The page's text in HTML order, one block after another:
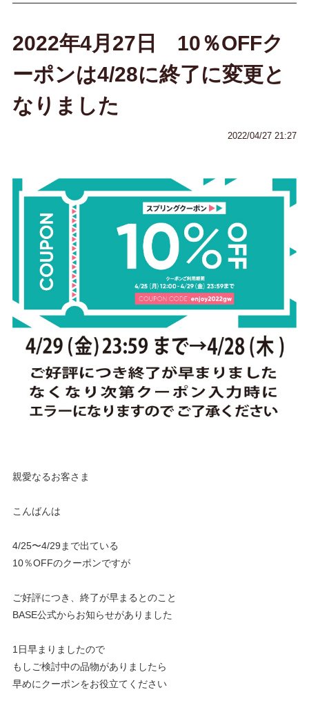
2022年4月27日 10％OFFク
ーポンは4/28に終了に変更と
なりました
2022/04/27 21:27
親愛なるお客さま
こんばんは
4/25〜4/29まで出ている
10％OFFのクーポンですが
ご好評につき、終了が早まるとのこと
BASE公式からお知らせがありました
1日早まりましたので
もしご検討中の品物がありましたら
早めにクーポンをお役立てください